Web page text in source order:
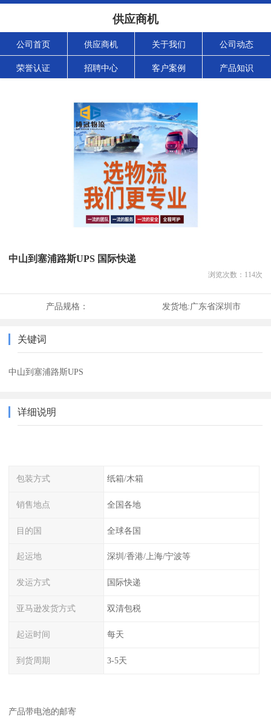
供应商机
公司首页 供应商机 关于我们 公司动态
荣誉认证 招聘中心 客户案例 产品知识
中山到塞浦路斯UPS 国际快递
浏览次数： 114次
产品规格： 发货地:广东省深圳市
关键词
中山到塞浦路斯UPS
详细说明
包装方式 纸箱/木箱
销售地点 全国各地
目的国 全球各国
起运地 深圳/香港/上海/宁波等
发运方式 国际快递
亚马逊发货方式 双清包税
起运时间 每天
到货周期 3-5天
产品带电池的邮寄